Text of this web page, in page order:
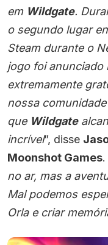
em Wildgate.
o segundo lugar
Steam durante o
jogo foi anunciado
extremamente
nossa
que Wildgate
incrível”, disse
Moonshot Games.
no ar, mas a
Mal podemos
Orla e criar